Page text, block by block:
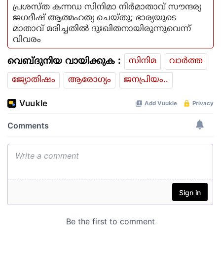
പ്രശസ്ത കന്നഡ സിനിമാ നിര്‍മാതാവ് സൗന്ദര്യ
ജഗദീഷ് ആത്മഹത്യ ചെയ്തു; ഭാര്യയുടെ
മാതാവ് മരിച്ചതില്‍ ദുഃഖിതനായിരുന്നുവെന്ന്
വിവരം
വെബ്ദുനിയ വായിക്കുക : സിനിമ
വാര്‍ത്ത
ജ്യോതിഷം
ആരോഗ്യം ജനപ്രിയം..